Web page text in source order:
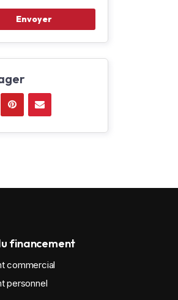
financement
commercial
personnel